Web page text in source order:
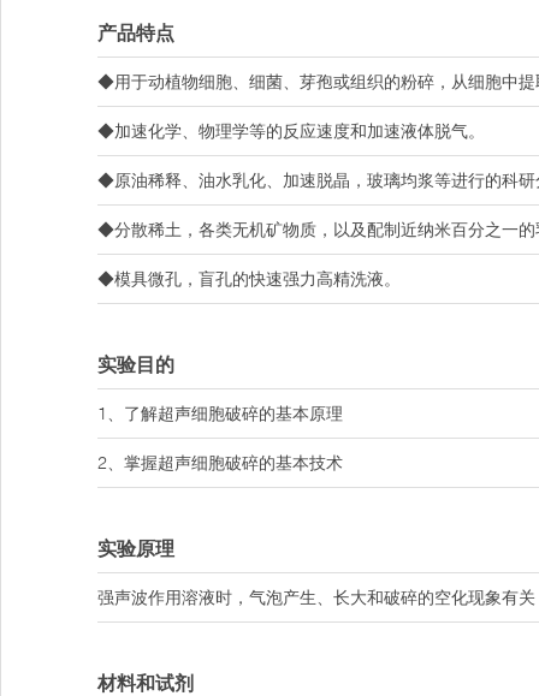
产品特点
◆用于动植物细胞、细菌、芽孢或组织的粉碎，从细胞中
◆加速化学、物理学等的反应速度和加速液体脱气。
◆原油稀释、油水乳化、加速脱晶，玻璃均浆等进行的科
◆分散稀土，各类无机矿物质，以及配制近纳米百分之一
◆模具微孔，盲孔的快速强力高精洗液。
实验目的
1、了解超声细胞破碎的基本原理
2、掌握超声细胞破碎的基本技术
实验原理
强声波作用溶液时，气泡产生、长大和破碎的空化现象有
材料和试剂